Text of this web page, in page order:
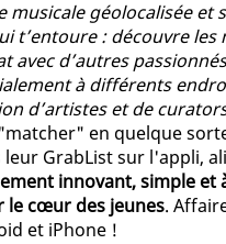
géolocalisée et
t’entoure : découvre les
d’autres
à différents
d’artistes et de
en quelque
GrabList sur l'appli,
innovant, simple et
le cœur des jeunes.
et iPhone !